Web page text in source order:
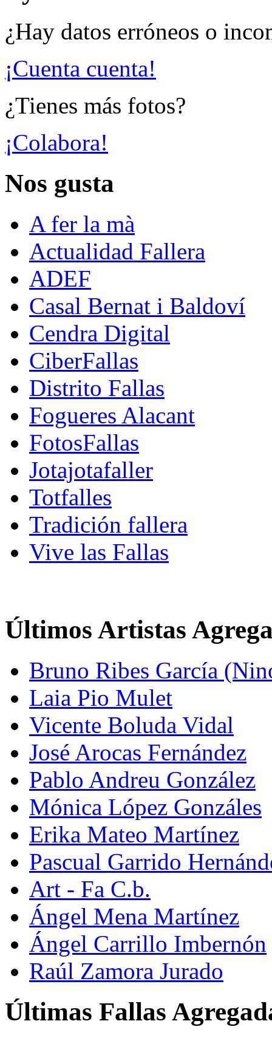
¿Hay datos erróneos o
¡Cuenta cuenta!
¿Tienes más fotos?
¡Colabora!
Nos gusta
A fer la mà
Actualidad Fallera
ADEF
Casal Bernat i Baldoví
Cendra Digital
CiberFallas
Distrito Fallas
Fogueres Alacant
FotosFallas
Jotajotafaller
Totfalles
Tradición fallera
Vive las Fallas
Últimos Artistas
Bruno Ribes García
Laia Pio Mulet
Vicente Boluda Vidal
José Arocas Fernández
Pablo Andreu González
Mónica López Gonzáles
Erika Mateo Martínez
Pascual Garrido
Art - Fa C.b.
Ángel Mena Martínez
Ángel Carrillo Imbernón
Raúl Zamora Jurado
Últimas Fallas